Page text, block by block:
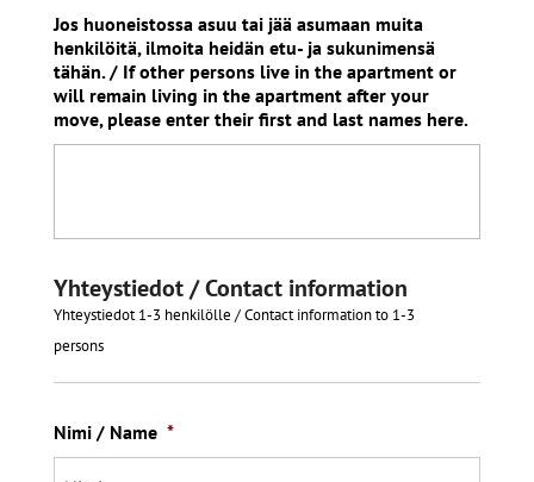
Jos huoneistossa asuu tai jää asumaan muita
henkilöitä, ilmoita heidän etu- ja sukunimensä
tähän. / If other persons live in the apartment or
will remain living in the apartment after your
move, please enter their first and last names here.
Yhteystiedot / Contact information
Yhteystiedot 1-3 henkilölle / Contact information to 1-3
persons
Nimi / Name *